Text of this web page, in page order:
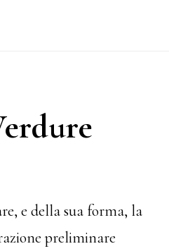
e della sua forma, la
preliminare